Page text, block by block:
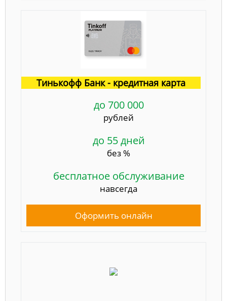
Тинькофф Банк - кредитная карта
до 700 000
рублей
до 55 дней
без %
бесплатное обслуживание
навсегда
Оформить онлайн